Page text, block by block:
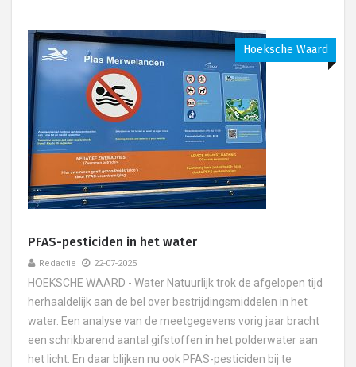
Hoeksche Waard
PFAS-pesticiden in het water
Redactie 22-07-2025
HOEKSCHE WAARD - Water Natuurlijk trok de afgelopen tijd
herhaaldelijk aan de bel over bestrijdingsmiddelen in het
water. Een analyse van de meetgegevens vorig jaar bracht
een schrikbarend aantal gifstoffen in het polderwater aan
het licht. En daar blijken nu ook PFAS-pesticiden bij te